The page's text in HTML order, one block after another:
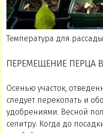
Температура для
ПЕРЕМЕЩЕНИЕ ПЕРЦА
Осенью участок,
следует перекопать и
удобрениями. Весной
селитру. Когда до